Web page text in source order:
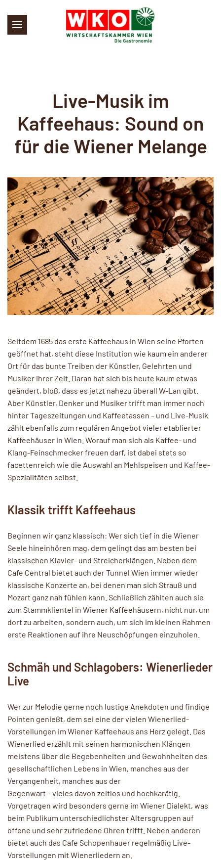
Skip to main content
Live-Musik im
Kaffeehaus: Sound on
für die Wiener Melange
Seitdem 1685 das erste Kaffeehaus in Wien seine Pforten
geöffnet hat, steht diese Institution wie kaum ein anderer
Ort für das bunte Treiben der Künstler, Gelehrten und
Musiker ihrer Zeit. Daran hat sich bis heute kaum etwas
geändert, bloß, dass es jetzt nahezu überall W-Lan gibt.
Aber Künstler, Denker und Musiker trifft man immer noch
hinter Tageszeitungen und Kaffeetassen – und Live-Musik
zählt ebenfalls zum regulären Angebot vieler etablierter
Kaffeehäuser in Wien. Worauf man sich als Kaffee- und
Klang-Feinschmecker freuen darf, ist dabei stets so
facettenreich wie die Auswahl an Mehlspeisen und Kaffee-
Spezialitäten selbst.
Klassik trifft Kaffeehaus
Beginnen wir ganz klassisch: Wer sich tief in die Wiener
Seele hineinhören mag, dem gelingt das am besten bei
klassischen Klavier- und Streicherklängen. Neben dem
Cafe Central bietet auch der Tunnel Wien immer wieder
klassische Konzerte an, bei denen man sich Strauß und
Mozart ganz nah fühlen kann. Schließlich zählten auch sie
zum Stammklientel in Wiener Kaffeehäusern, nicht nur, um
dort zu arbeiten, sondern auch, um sich im kleinen Rahmen
erste Reaktionen auf ihre Neuschöpfungen einzuholen.
Schmäh und Schlagobers: Wienerlieder
Live
Wer zur Melodie gerne noch lustige Anekdoten und findige
Pointen genießt, dem sei eine der vielen Wienerlied-
Vorstellungen im Wiener Kaffeehaus ans Herz gelegt. Das
Wienerlied erzählt mit seinen harmonischen Klängen
meistens über die Begebenheiten und Gewohnheiten des
gesellschaftlichen Lebens in Wien, manches aus der
Vergangenheit, manches aus der
Gegenwart – vieles davon zeitlos und hochkarätig.
Vorgetragen wird besonders gerne im Wiener Dialekt, was
beim Publikum unterschiedlichster Altersgruppen auf
offene und sehr zufriedene Ohren trifft. Neben anderen
bietet auch das Cafe Schopenhauer regelmäßig Live-
Vorstellungen mit Wienerliedern an.